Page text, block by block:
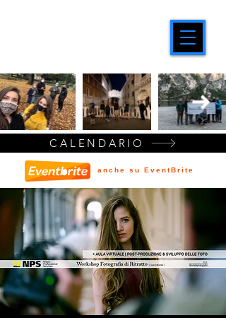
CALENDARIO
anche su EventBrite